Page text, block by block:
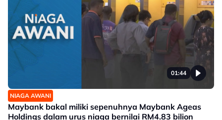
01:44
NIAGA AWANI
Maybank bakal miliki sepenuhnya Maybank Ageas
Holdings dalam urus niaga bernilai RM4.83 bilion